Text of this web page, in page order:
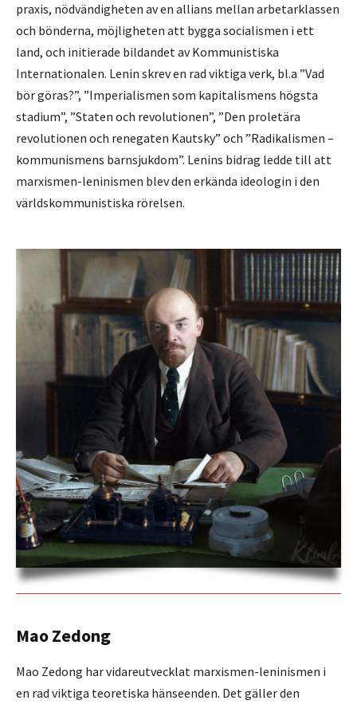
praxis, nödvändigheten av en allians mellan arbetarklassen
och bönderna, möjligheten att bygga socialismen i ett
land, och initierade bildandet av Kommunistiska
Internationalen. Lenin skrev en rad viktiga verk, bl.a ”Vad
bör göras?”, ”Imperialismen som kapitalismens högsta
stadium”, ”Staten och revolutionen”, ”Den proletära
revolutionen och renegaten Kautsky” och ”Radikalismen –
kommunismens barnsjukdom”. Lenins bidrag ledde till att
marxismen-leninismen blev den erkända ideologin i den
världskommunistiska rörelsen.
Mao Zedong
Mao Zedong har vidareutvecklat marxismen-leninismen i
en rad viktiga teoretiska hänseenden. Det gäller den